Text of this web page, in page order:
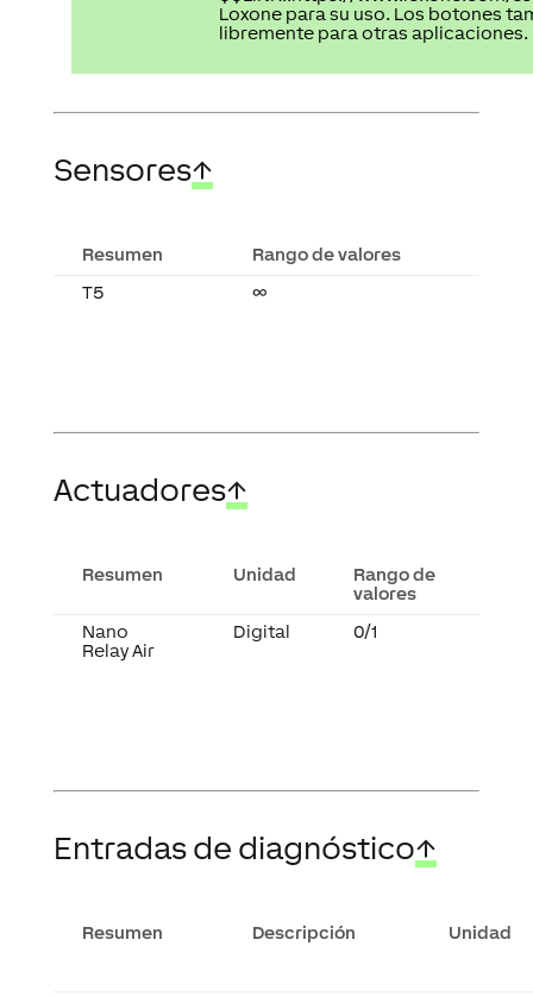
Loxone para su uso. Los botones
libremente para otras aplicaciones.
Sensores↑
Resumen
Rango de valores
T5
∞
Actuadores↑
Resumen Unidad
Rango de
valores
Nano
Relay Air
Digital 0/1
Entradas de diagnóstico↑
Resumen Descripción Unidad